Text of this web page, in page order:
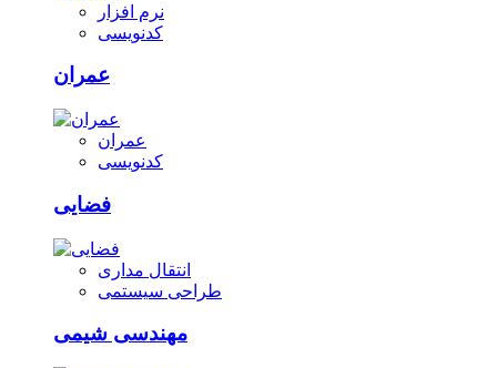
نرم افزار
کدنویسی
عمران
عمران
کدنویسی
فضایی
انتقال مداری
طراحی سیستمی
مهندسی شیمی